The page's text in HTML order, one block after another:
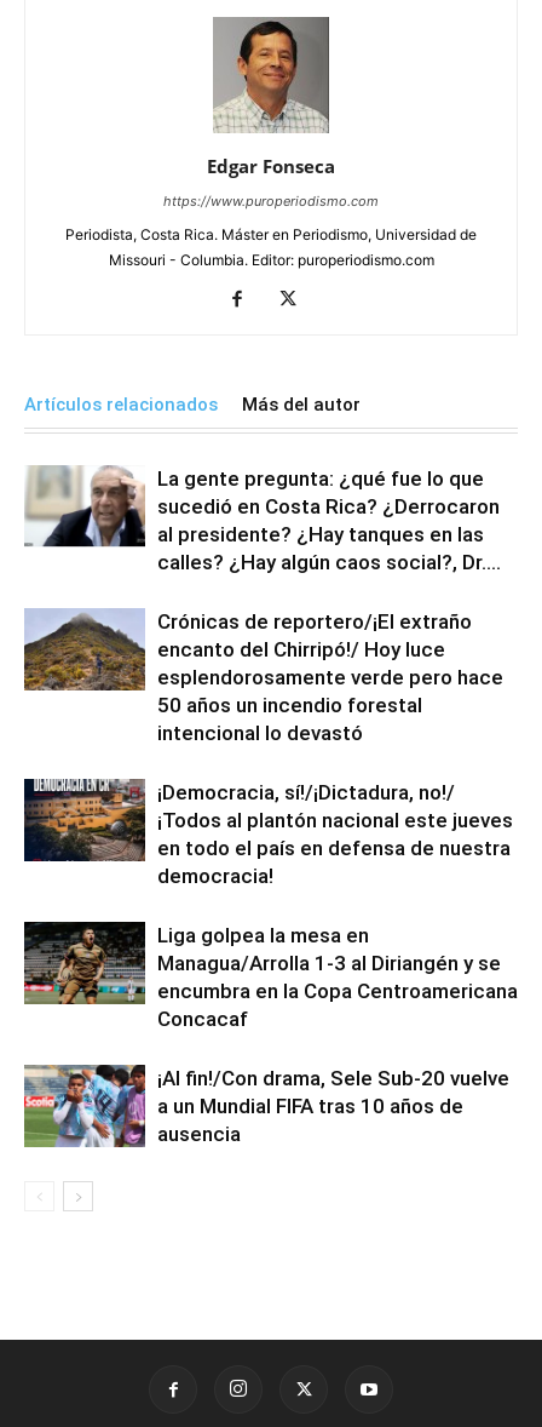
Edgar Fonseca
https://www.puroperiodismo.com
Periodista, Costa Rica. Máster en Periodismo, Universidad de
Missouri - Columbia. Editor: puroperiodismo.com
Artículos relacionados Más del autor
La gente pregunta: ¿qué fue lo que
sucedió en Costa Rica? ¿Derrocaron
al presidente? ¿Hay tanques en las
calles? ¿Hay algún caos social?, Dr....
Crónicas de reportero/¡El extraño
encanto del Chirripó!/ Hoy luce
esplendorosamente verde pero hace
50 años un incendio forestal
intencional lo devastó
¡Democracia, sí!/¡Dictadura, no!/
¡Todos al plantón nacional este jueves
en todo el país en defensa de nuestra
democracia!
Liga golpea la mesa en
Managua/Arrolla 1-3 al Diriangén y se
encumbra en la Copa Centroamericana
Concacaf
¡Al fin!/Con drama, Sele Sub-20 vuelve
a un Mundial FIFA tras 10 años de
ausencia